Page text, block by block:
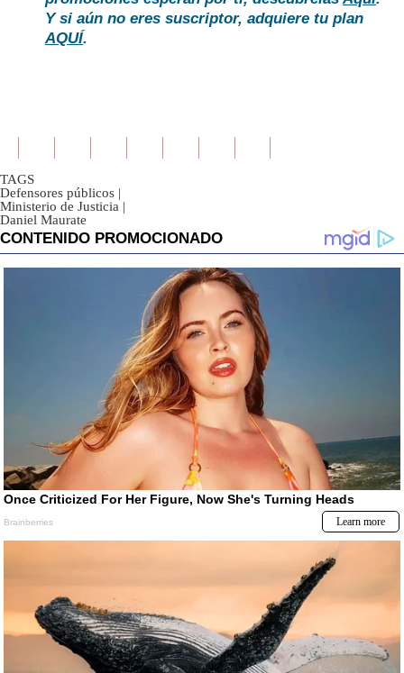
Y si aún no eres suscriptor, adquiere tu plan
AQUÍ.
TAGS
Defensores públicos |
Ministerio de Justicia |
Daniel Maurate